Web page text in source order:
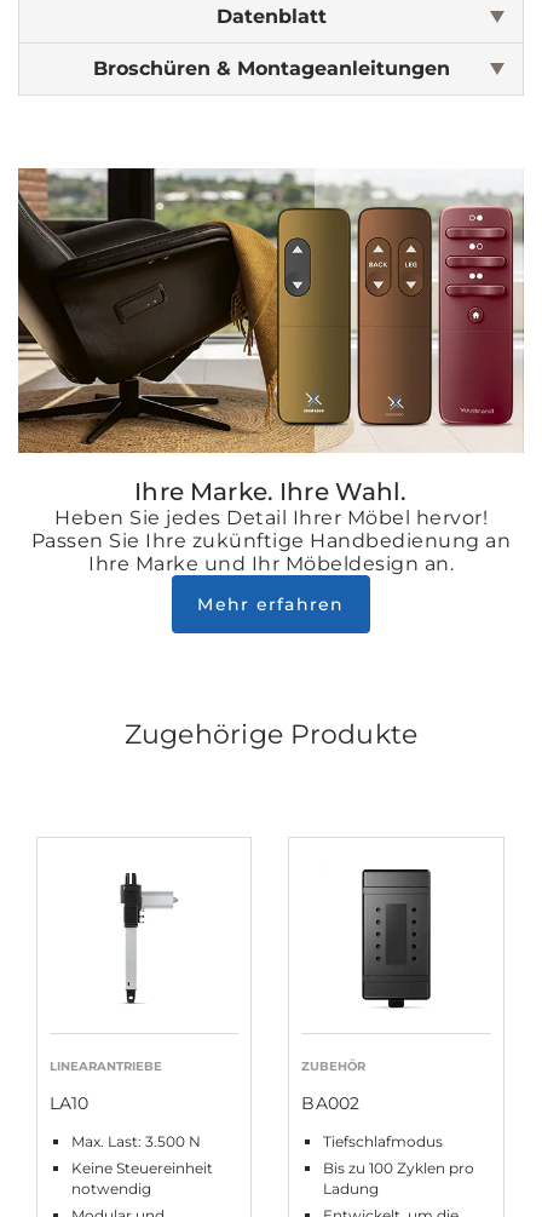
Datenblatt
Broschüren & Montageanleitungen
Ihre Marke. Ihre Wahl.
Heben Sie jedes Detail Ihrer Möbel hervor!
Passen Sie Ihre zukünftige Handbedienung an
Ihre Marke und Ihr Möbeldesign an.
Mehr erfahren
Zugehörige Produkte
LINEARANTRIEBE
LA10
Max. Last: 3.500 N
Keine Steuereinheit
notwendig
ZUBEHÖR
BA002
Tiefschlafmodus
Bis zu 100 Zyklen pro
Ladung